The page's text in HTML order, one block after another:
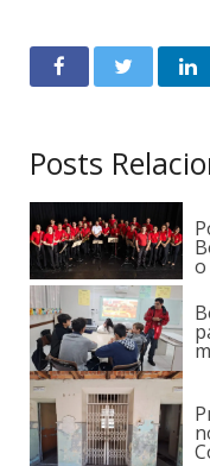
Posts
o